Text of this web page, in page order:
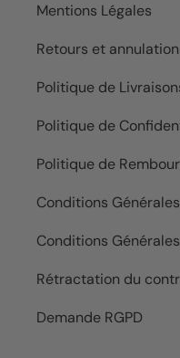
Mentions Légales
Retours et
Politique de
Politique de
Politique de
Conditions
Conditions
Rétractation du
Demande RGPD